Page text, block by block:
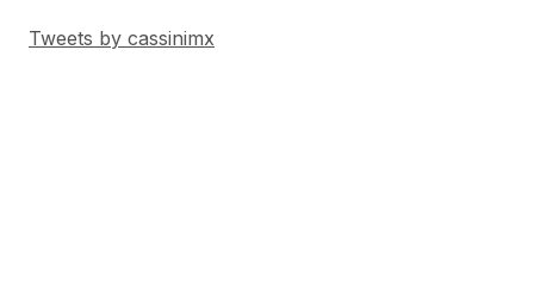
Tweets by cassinimx